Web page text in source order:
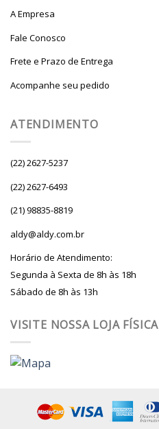
A Empresa
Fale Conosco
Frete e Prazo de Entrega
Acompanhe seu pedido
ATENDIMENTO
(22) 2627-5237
(22) 2627-6493
(21) 98835-8819
aldy@aldy.com.br
Horário de Atendimento:
Segunda à Sexta de 8h às 18h
Sábado de 8h às 13h
VISITE NOSSA LOJA FÍSICA